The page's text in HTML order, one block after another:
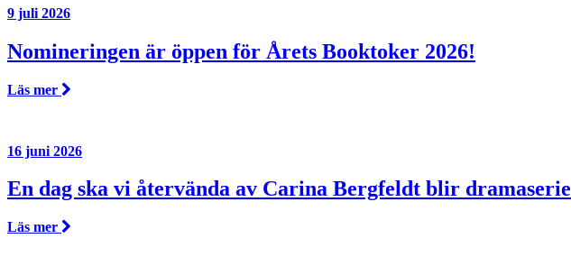
9 juli 2026
Nomineringen är öppen för Årets Booktoker 2026!
Läs mer
16 juni 2026
En dag ska vi återvända av Carina Bergfeldt blir dramaserie
Läs mer